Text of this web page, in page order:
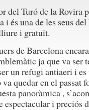
del Turó de la Rovira
i és una de les seus
i gratuït.
de Barcelona
ja que va ser
un refugi antiaeri i
quedar en el passat
panoràmica ,
espectacular i preciós